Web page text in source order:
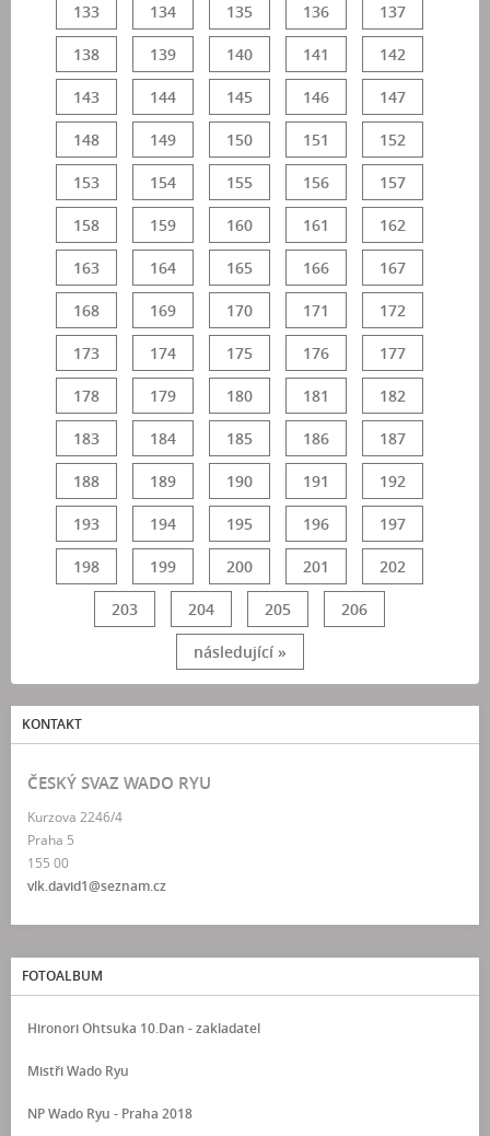
133 134 135 136 137
138 139 140 141 142
143 144 145 146 147
148 149 150 151 152
153 154 155 156 157
158 159 160 161 162
163 164 165 166 167
168 169 170 171 172
173 174 175 176 177
178 179 180 181 182
183 184 185 186 187
188 189 190 191 192
193 194 195 196 197
198 199 200 201 202
203 204 205 206
následující »
KONTAKT
ČESKÝ SVAZ WADO RYU
Kurzova 2246/4
Praha 5
155 00
vlk.david1@seznam.cz
FOTOALBUM
Hironori Ohtsuka 10.Dan - zakladatel
Mistři Wado Ryu
NP Wado Ryu - Praha 2018